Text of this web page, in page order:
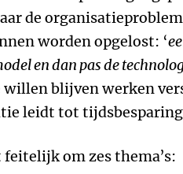
de
worden opgelost: ‘
en dan pas de
blijven werken
leidt tot
om zes thema’s: